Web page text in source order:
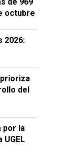
octubre
2026:
del
por la
UGEL